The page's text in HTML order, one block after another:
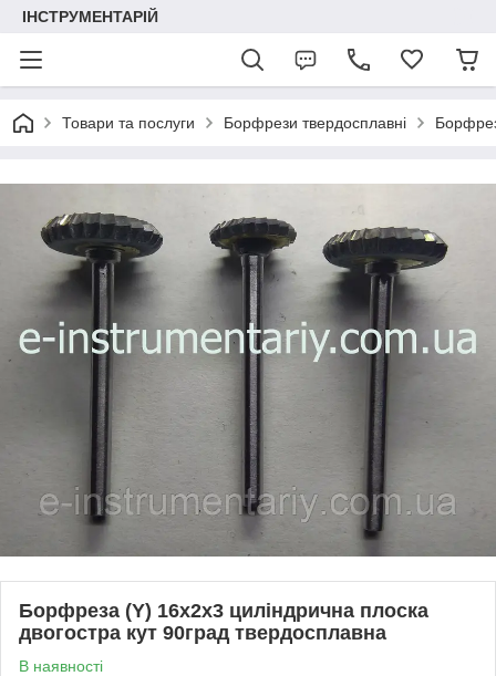
ІНСТРУМЕНТАРІЙ
Товари та послуги Борфрези твердосплавні
Борфреза (Y) 16х2х3 циліндрична плоска
двогостра кут 90град твердосплавна
В наявності